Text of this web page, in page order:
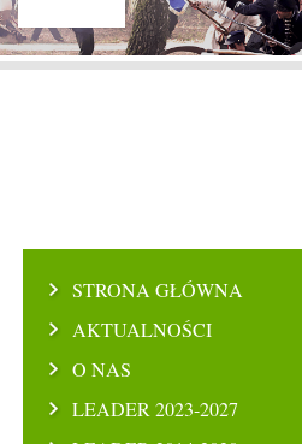
STRONA GŁÓWNA
AKTUALNOŚCI
O NAS
LEADER 2023-2027